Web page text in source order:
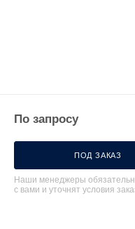
По запросу
ПОД ЗАКАЗ
Наши менеджеры
с вами и уточнят условия